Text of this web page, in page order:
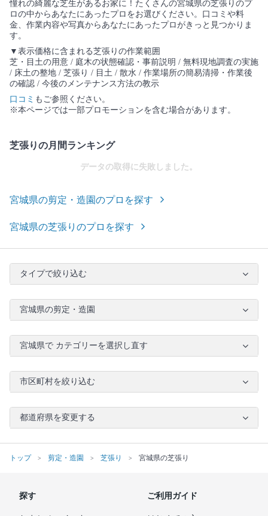
憧れの綺麗な芝生があるお家に！たくさんの宮城県の芝張りのプ
ロの中からあなたにあったプロをお選びください。口コミや料
金、作業内容や写真からあなたにあったプロがきっと見つかりま
す。
▼表示価格に含まれる芝張りの作業範囲
芝・目土の用意 / 庭木の状態確認・事前説明 / 無料現地調査の実施
/ 床土の整地 / 芝張り / 目土 / 散水 / 作業場所の簡易清掃・作業後
の確認 / 今後のメンテナンス方法の教示
口コミ もご参照ください。
※本ページでは一部プロモーションを含む場合があります。
芝張りの月間ランキング
データの取得に失敗しました。
宮城県の剪定・造園のプロを探す
宮城県の芝張りのプロを探す
タイプで絞り込む
宮城県の剪定・造園
宮城県で カテゴリーを選択し直す
市区町村を絞り込む
都道府県を変更する
トップ 剪定・造園 芝張り 宮城県の芝張り
探す ご利用ガイド